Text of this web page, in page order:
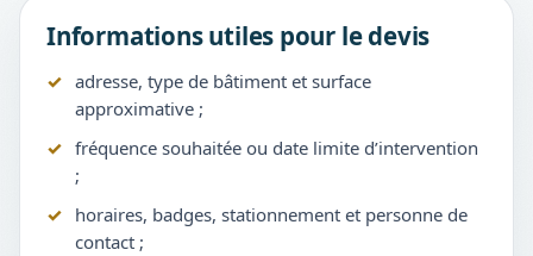
Informations utiles pour le devis
adresse, type de bâtiment et surface
approximative ;
fréquence souhaitée ou date limite d’intervention
;
horaires, badges, stationnement et personne de
contact ;